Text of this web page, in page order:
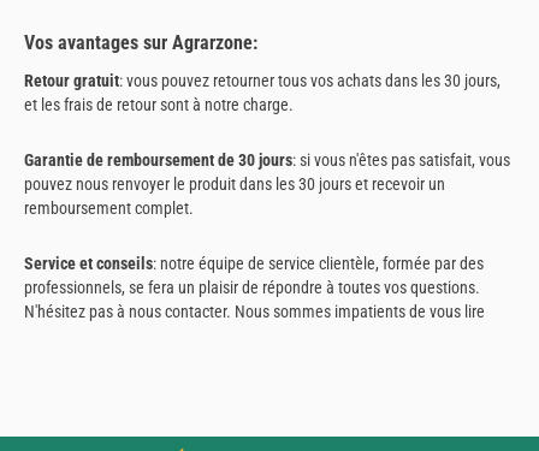
Vos avantages sur Agrarzone:
Retour gratuit: vous pouvez retourner tous vos achats dans les 30 jours,
et les frais de retour sont à notre charge.
Garantie de remboursement de 30 jours: si vous n'êtes pas satisfait, vous
pouvez nous renvoyer le produit dans les 30 jours et recevoir un
remboursement complet.
Service et conseils: notre équipe de service clientèle, formée par des
professionnels, se fera un plaisir de répondre à toutes vos questions.
N'hésitez pas à nous contacter. Nous sommes impatients de vous lire